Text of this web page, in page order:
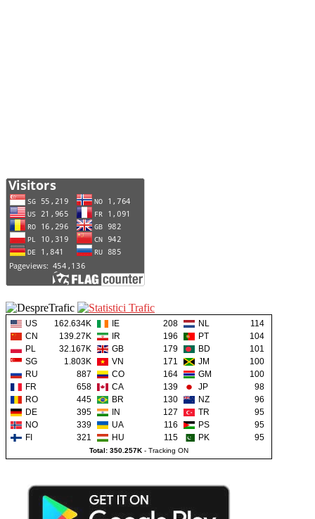
US 162.634K IE 208 NL
114
CN
139.27K IR 196 PT
104
PL
32.167K GB 179 BD
101
SG
1.803K VN 171 JM
100
RU
887 CO 164 GM
100
FR
658 CA 139 JP
98
RO
445 BR 130 NZ
96
DE
395 IN 127 TR
95
NO
339 UA 116 PS
95
FI
321 HU 115 PK 95
Total: 350.257K - Tracking ON